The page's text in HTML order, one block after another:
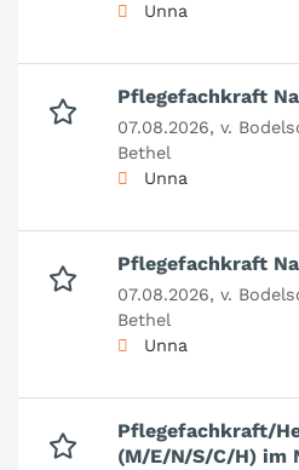
Unna
Pflegefachkraft
07.08.2026, v.
Bethel
Unna
Pflegefachkraft
07.08.2026, v.
Bethel
Unna
Pflegefachkraft/
(M/E/N/S/C/H) im